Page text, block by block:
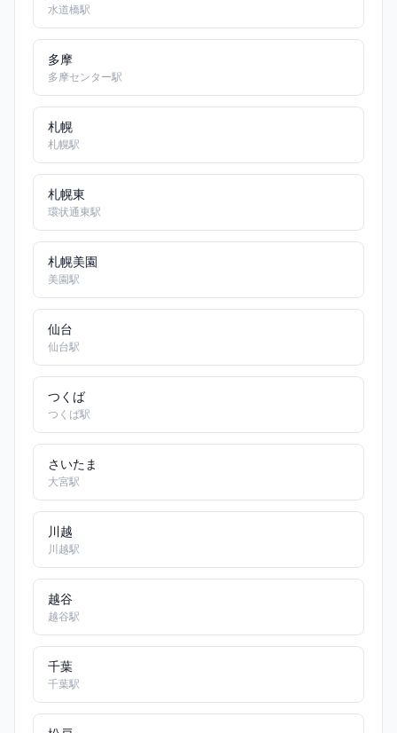
水道橋駅
多摩
多摩センター駅
札幌
札幌駅
札幌東
環状通東駅
札幌美園
美園駅
仙台
仙台駅
つくば
つくば駅
さいたま
大宮駅
川越
川越駅
越谷
越谷駅
千葉
千葉駅